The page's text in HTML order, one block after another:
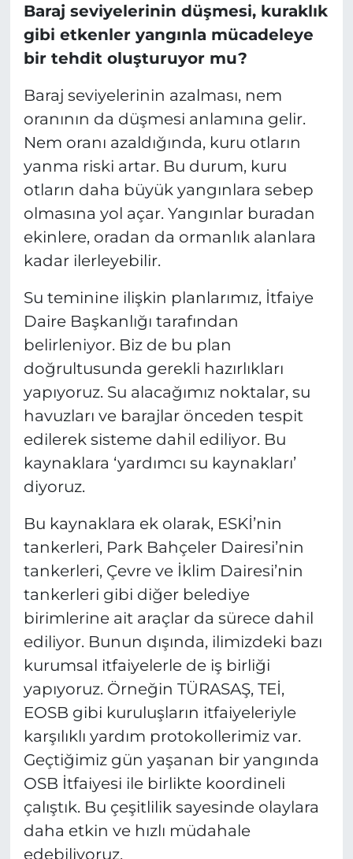
Baraj seviyelerinin düşmesi, kuraklık
gibi etkenler yangınla mücadeleye
bir tehdit oluşturuyor mu?
Baraj seviyelerinin azalması, nem
oranının da düşmesi anlamına gelir.
Nem oranı azaldığında, kuru otların
yanma riski artar. Bu durum, kuru
otların daha büyük yangınlara sebep
olmasına yol açar. Yangınlar buradan
ekinlere, oradan da ormanlık alanlara
kadar ilerleyebilir.
Su teminine ilişkin planlarımız, İtfaiye
Daire Başkanlığı tarafından
belirleniyor. Biz de bu plan
doğrultusunda gerekli hazırlıkları
yapıyoruz. Su alacağımız noktalar, su
havuzları ve barajlar önceden tespit
edilerek sisteme dahil ediliyor. Bu
kaynaklara ‘yardımcı su kaynakları’
diyoruz.
Bu kaynaklara ek olarak, ESKİ’nin
tankerleri, Park Bahçeler Dairesi’nin
tankerleri, Çevre ve İklim Dairesi’nin
tankerleri gibi diğer belediye
birimlerine ait araçlar da sürece dahil
ediliyor. Bunun dışında, ilimizdeki bazı
kurumsal itfaiyelerle de iş birliği
yapıyoruz. Örneğin TÜRASAŞ, TEİ,
EOSB gibi kuruluşların itfaiyeleriyle
karşılıklı yardım protokollerimiz var.
Geçtiğimiz gün yaşanan bir yangında
OSB İtfaiyesi ile birlikte koordineli
çalıştık. Bu çeşitlilik sayesinde olaylara
daha etkin ve hızlı müdahale
edebiliyoruz.